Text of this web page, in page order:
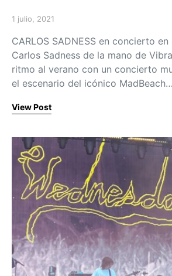
Posted on
1 julio, 2021
CARLOS SADNESS en concierto
Carlos Sadness de la mano de
ritmo al verano con un concierto
el escenario del icónico MadBeach…
View Post